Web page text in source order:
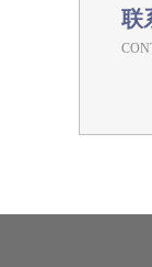
联